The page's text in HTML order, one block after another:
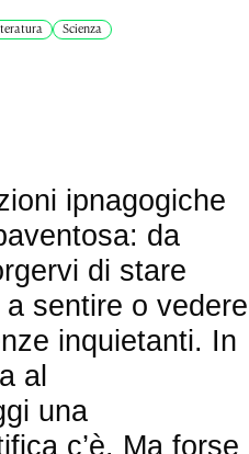
Scienza
ipnagogiche
da
di stare
sentire o vedere
inquietanti. In
al
una
c’è. Ma forse